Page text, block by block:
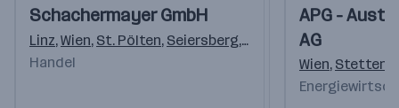
Videos
Einblicke
Einblicke
Schachermayer GmbH
Linz,Wien, St. Pölten, Seiersberg,Villach Innsbruck
Handel
Videos
Einblicke
Einblicke
APG -
AG
Wien, Stetten